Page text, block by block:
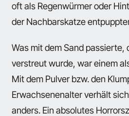
oft als Regenwürmer oder
der Nachbarskatze
Was mit dem Sand passierte,
verstreut wurde, war einem
Mit dem Pulver bzw. den
Erwachsenenalter verhält
anders. Ein absolutes